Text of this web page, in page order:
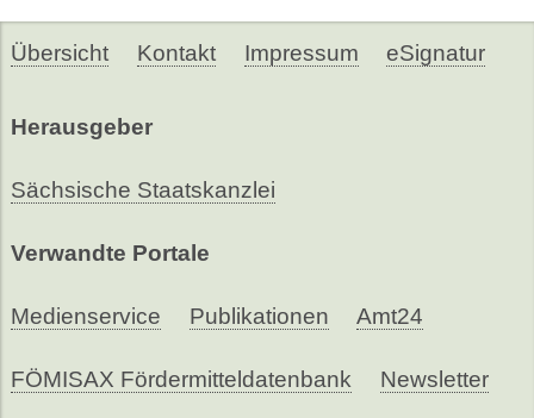
Übersicht Kontakt Impressum eSignatur
Herausgeber
Sächsische Staatskanzlei
Verwandte Portale
Medienservice Publikationen Amt24
FÖMISAX Fördermitteldatenbank Newsletter